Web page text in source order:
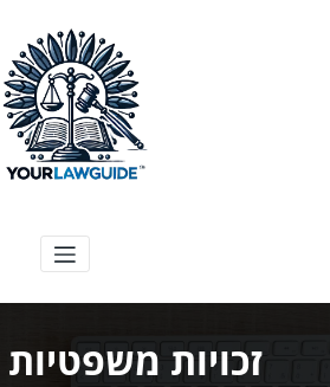
המדריך המשפטי
זכויות